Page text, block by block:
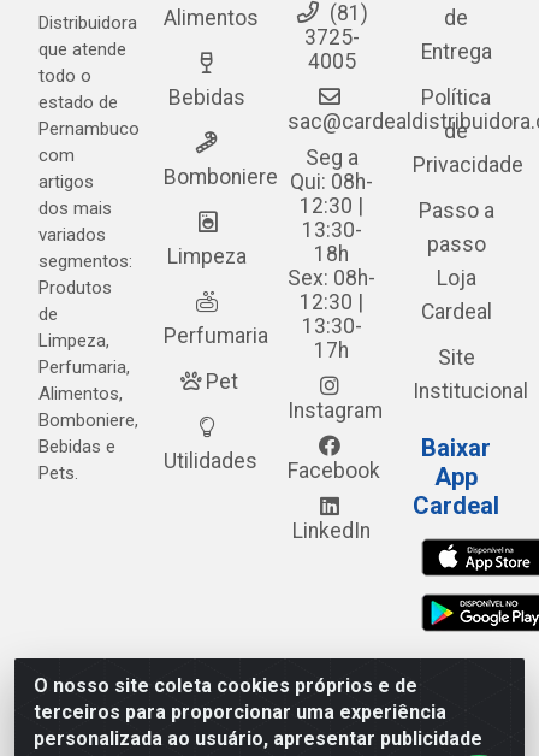
O nosso site coleta cookies próprios e de
terceiros para proporcionar uma experiência
personalizada ao usuário, apresentar publicidade
Distribuidora
que atende
todo o
estado de
Pernambuco
com
artigos
dos mais
variados
segmentos:
Produtos
de
Limpeza,
Perfumaria,
Alimentos,
Bomboniere,
Bebidas e
Pets.
Alimentos
Bebidas
Bomboniere
Limpeza
Perfumaria
Pet
Utilidades
(81)
3725-
4005
Seg a
Qui: 08h-
12:30 |
13:30-
18h
Sex: 08h-
12:30 |
13:30-
17h
Instagram
Facebook
LinkedIn
de
Entrega
Política
de
Privacidade
Passo a
passo
Loja
Cardeal
Site
Institucional
Baixar
App
Cardeal
Cardeal Distribuidora - Estrada Alto do Moura, 582 - Alto
do Moura - Caruaru/PE - CEP 55.040-120 - CNPJ